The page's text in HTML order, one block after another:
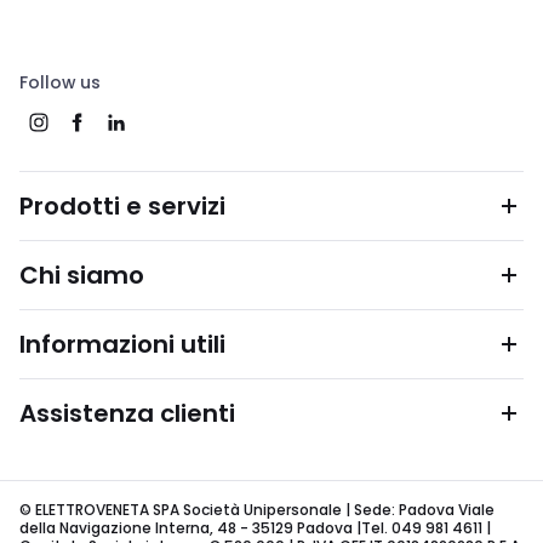
Follow us
Prodotti e servizi
Chi siamo
Informazioni utili
Assistenza clienti
© ELETTROVENETA SPA Società Unipersonale | Sede: Padova Viale
della Navigazione Interna, 48 - 35129 Padova |Tel. 049 981 4611 |